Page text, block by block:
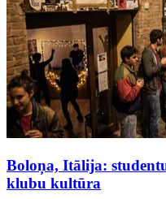
Boloņa, Itālija:
klubu kultūra